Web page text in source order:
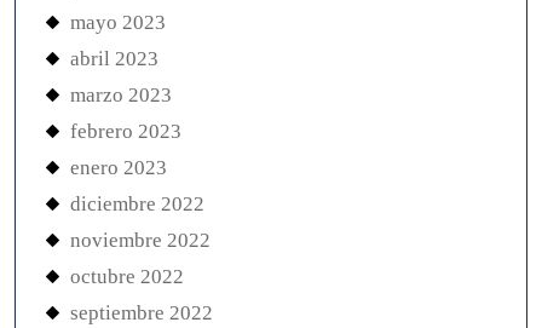
mayo 2023
abril 2023
marzo 2023
febrero 2023
enero 2023
diciembre 2022
noviembre 2022
octubre 2022
septiembre 2022